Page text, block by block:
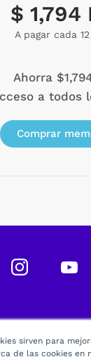
sirven para
de las cookies en
$ 1,794
A pagar cada
Ahorra
a todos
Comprar